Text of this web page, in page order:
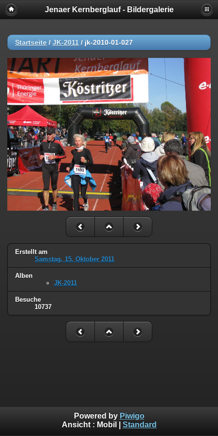
Jenaer Kernberglauf - Bildergalerie
Startseite / JK-2011 / jk-2010-01-027
Erstellt am
Samstag, 15. Oktober 2011
Alben
JK-2011
Besuche
10737
Powered by Piwigo
Ansicht : Mobil Standard